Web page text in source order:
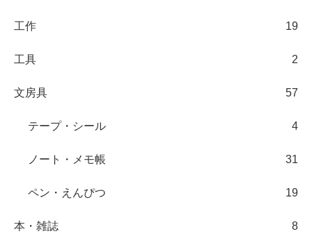
工作 19
工具 2
文房具 57
テープ・シール 4
ノート・メモ帳 31
ペン・えんぴつ 19
本・雑誌 8